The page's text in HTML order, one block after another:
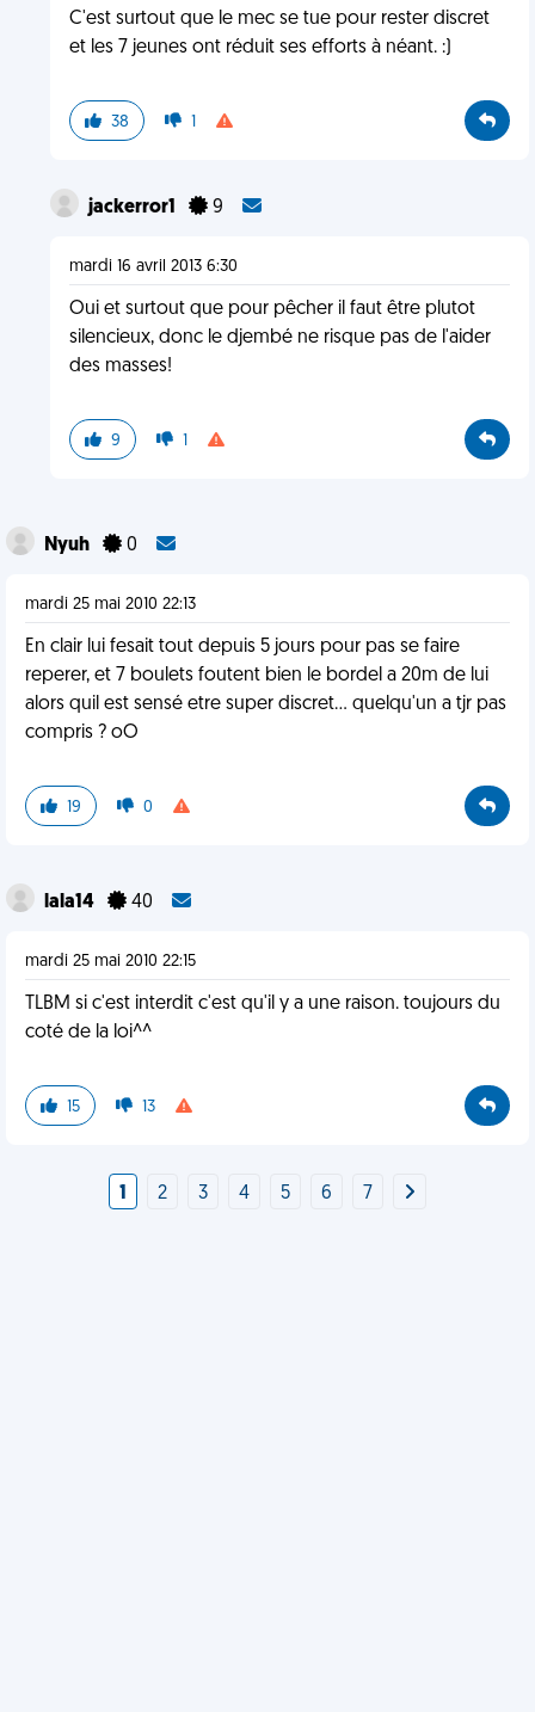
C'est surtout que le mec se tue pour rester discret
et les 7 jeunes ont réduit ses efforts à néant. :)
38 1
jackerror1 9
mardi 16 avril 2013 6:30
Oui et surtout que pour pêcher il faut être plutot
silencieux, donc le djembé ne risque pas de l'aider
des masses!
9 1
Nyuh 0
mardi 25 mai 2010 22:13
En clair lui fesait tout depuis 5 jours pour pas se faire
reperer, et 7 boulets foutent bien le bordel a 20m de lui
alors quil est sensé etre super discret... quelqu'un a tjr pas
compris ? oO
19 0
lala14 40
mardi 25 mai 2010 22:15
TLBM si c'est interdit c'est qu'il y a une raison. toujours du
coté de la loi^^
15 13
1 2 3 4 5 6 7